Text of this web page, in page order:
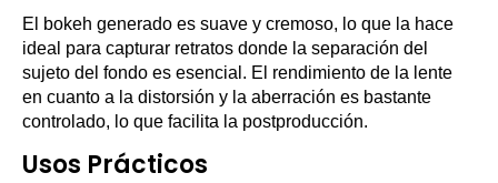
El bokeh generado es suave y cremoso, lo que la hace
ideal para capturar retratos donde la separación del
sujeto del fondo es esencial. El rendimiento de la lente
en cuanto a la distorsión y la aberración es bastante
controlado, lo que facilita la postproducción.
Usos Prácticos